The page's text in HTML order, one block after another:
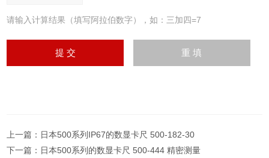
请输入计算结果（填写阿拉伯数字），如：三加四=7
上一篇： 日本500系列IP67的数显卡尺 500-182-30
下一篇： 日本500系列的数显卡尺 500-444 精密测量